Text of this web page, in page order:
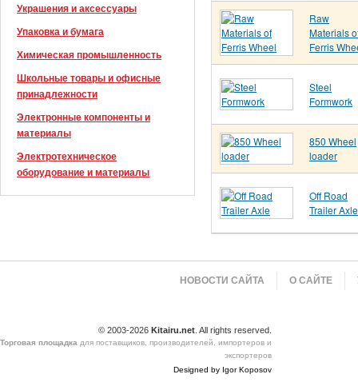
Украшения и аксессуары
Упаковка и бумага
Химическая промышленность
Школьные товары и офисные
принадлежности
Электронные компоненты и
материалы
Электротехническое
оборудование и материалы
Raw
Materials
Ferris
Steel
Formwork
850 Wheel
loader
Off Road
Trailer Axle
НОВОСТИ САЙТА О САЙТЕ
© 2003-2026 Kitairu.net . All rights reserved.
Торговая площадка для поставщиков, производителей, импортеров и
экспортеров
Designed by Igor Koposov